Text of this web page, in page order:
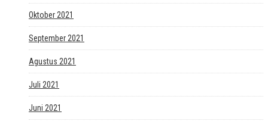
Oktober 2021
September 2021
Agustus 2021
Juli 2021
Juni 2021